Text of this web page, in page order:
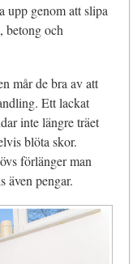
upp genom att slipa
betong och
mår de bra av att
Ett lackat
inte längre träet
blöta skor.
förlänger man
även pengar.